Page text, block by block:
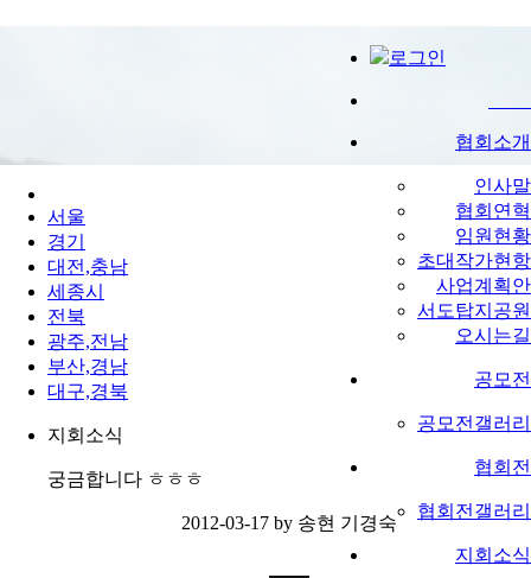
로그인
협회소개
인사말
협회연혁
임원현황
초대작가현항
사업계획안
서도탑지공원
오시는길
공모전
공모전갤러리
협회전
협회전갤러리
지회소식
서울
경기
대전,충남
세종시
전북
광주,전남
부산,경남
대구,경북
지회소식
궁금합니다 ㅎㅎㅎ
2012-03-17 by 송현 기경숙